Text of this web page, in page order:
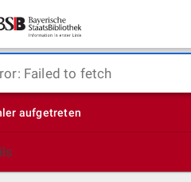
Failed to fetch
aufgetreten